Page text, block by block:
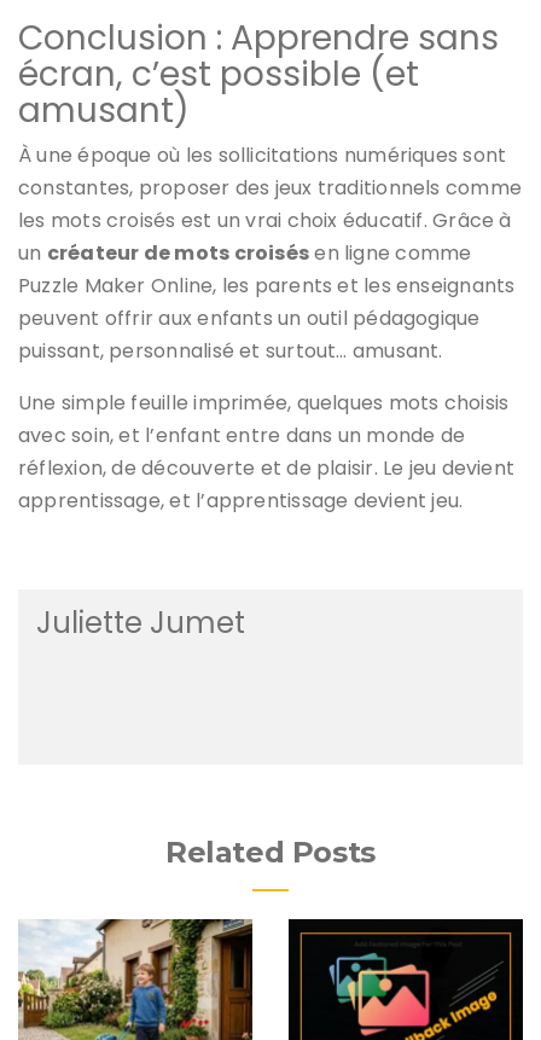
Conclusion : Apprendre sans
écran, c’est possible (et
amusant)
À une époque où les sollicitations numériques sont
constantes, proposer des jeux traditionnels comme
les mots croisés est un vrai choix éducatif. Grâce à
un créateur de mots croisésen ligne comme
Puzzle Maker Online, les parents et les enseignants
peuvent offrir aux enfants un outil pédagogique
puissant, personnalisé et surtout… amusant.
Une simple feuille imprimée, quelques mots choisis
avec soin, et l’enfant entre dans un monde de
réflexion, de découverte et de plaisir. Le jeu devient
apprentissage, et l’apprentissage devient jeu.
Juliette Jumet
Related Posts